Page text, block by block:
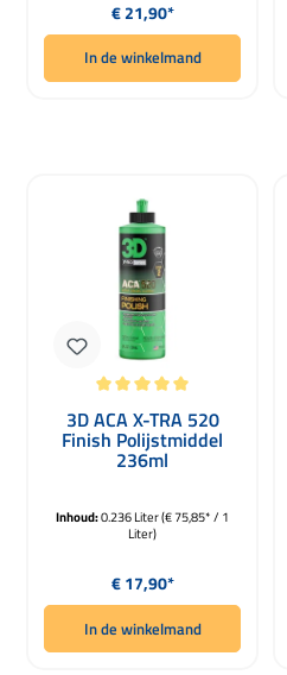
€ 21,90*
In de winkelmand
Gemiddelde waardering van 5 van 5
3D ACA X-TRA 520
Finish Polijstmiddel
236ml
Inhoud:0.236 Liter(€ 75,85* / 1
Liter)
Normale prijs:
€ 17,90*
In de winkelmand